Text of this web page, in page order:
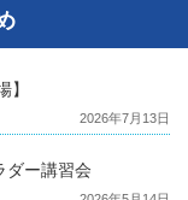
2026年7月13日
ダー講習会